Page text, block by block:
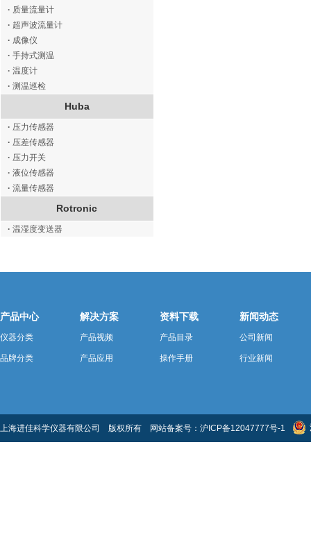
· 质量流量计
· 超声波流量计
· 成像仪
· 手持式测温
· 温度计
· 测温巡检
Huba
· 压力传感器
· 压差传感器
· 压力开关
· 液位传感器
· 流量传感器
Rotronic
· 温湿度变送器
产品中心
仪器分类
品牌分类
解决方案
产品视频
产品应用
资料下载
产品目录
操作手册
新闻动态
公司新闻
行业新闻
上海进佳科学仪器有限公司 版权所有 网站备案号： 沪ICP备12047777号-1